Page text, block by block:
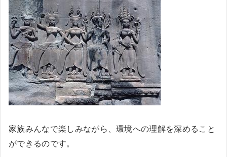
家族みんなで楽しみながら、環境への理解を深めること
ができるのです。